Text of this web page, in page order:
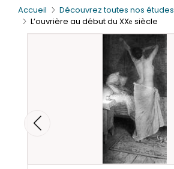
Accueil
Découvrez toutes nos études
L’ouvrière au début du XXe siècle